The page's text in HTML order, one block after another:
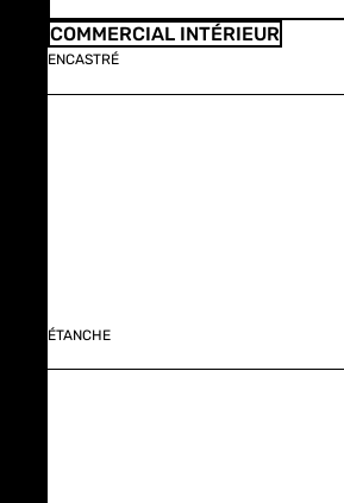
COMMERCIAL INTÉRIEUR
ENCASTRÉ
ÉTANCHE